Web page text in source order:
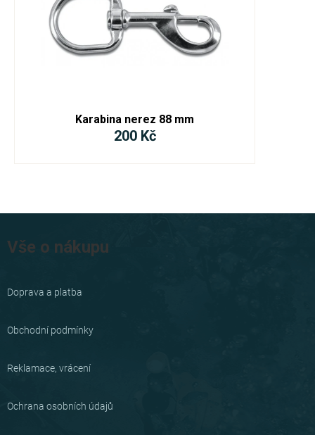
Karabina nerez 88 mm
200 Kč
á
a
Vše o nákupu
Doprava a platba
Obchodní podmínky
Reklamace, vrácení
Ochrana osobních údajů